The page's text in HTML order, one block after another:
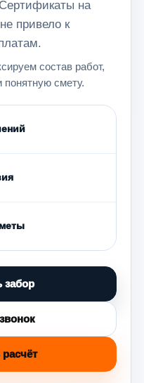
на
привело к
состав работ,
понятную смету.
забор